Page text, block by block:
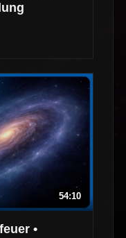
54:10
•